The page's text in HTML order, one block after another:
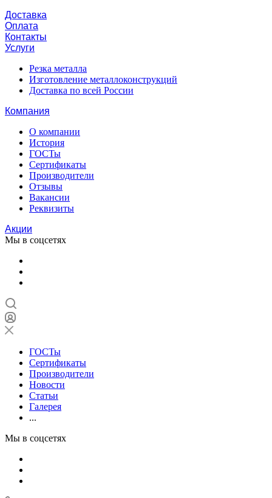
Доставка
Оплата
Контакты
Услуги
Резка металла
Изготовление металлоконструкций
Доставка по всей России
Компания
О компании
История
ГОСТы
Сертификаты
Производители
Отзывы
Вакансии
Реквизиты
Акции
Мы в соцсетях
ГОСТы
Сертификаты
Производители
Новости
Статьи
Галерея
...
Мы в соцсетях